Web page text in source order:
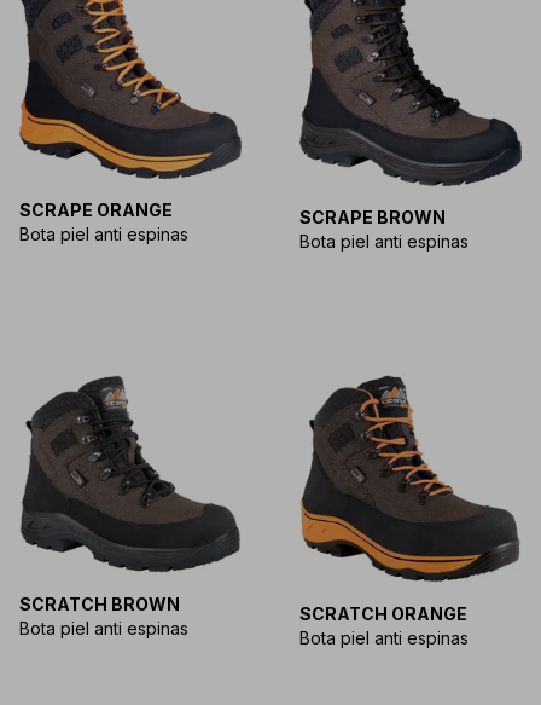
SCRAPE ORANGE
Bota piel anti espinas
SCRAPE BROWN
Bota piel anti espinas
SCRATCH BROWN
Bota piel anti espinas
SCRATCH ORANGE
Bota piel anti espinas